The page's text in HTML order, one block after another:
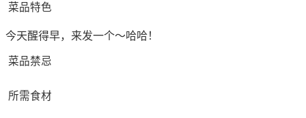
菜品特色
今天醒得早，来发一个～哈哈！
菜品禁忌
所需食材